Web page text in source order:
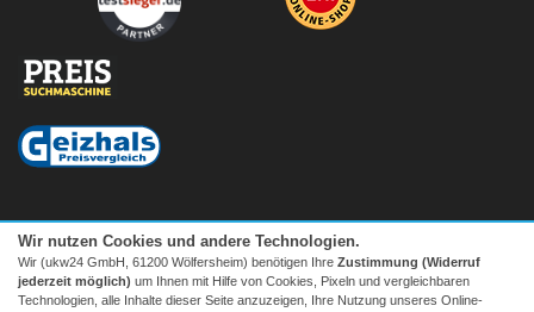
Wir nutzen Cookies und andere Technologien.
Wir (ukw24 GmbH, 61200 Wölfersheim) benötigen Ihre Zustimmung (Widerruf
jederzeit möglich) um Ihnen mit Hilfe von Cookies, Pixeln und vergleichbaren
Technologien, alle Inhalte dieser Seite anzuzeigen, Ihre Nutzung unseres Online-